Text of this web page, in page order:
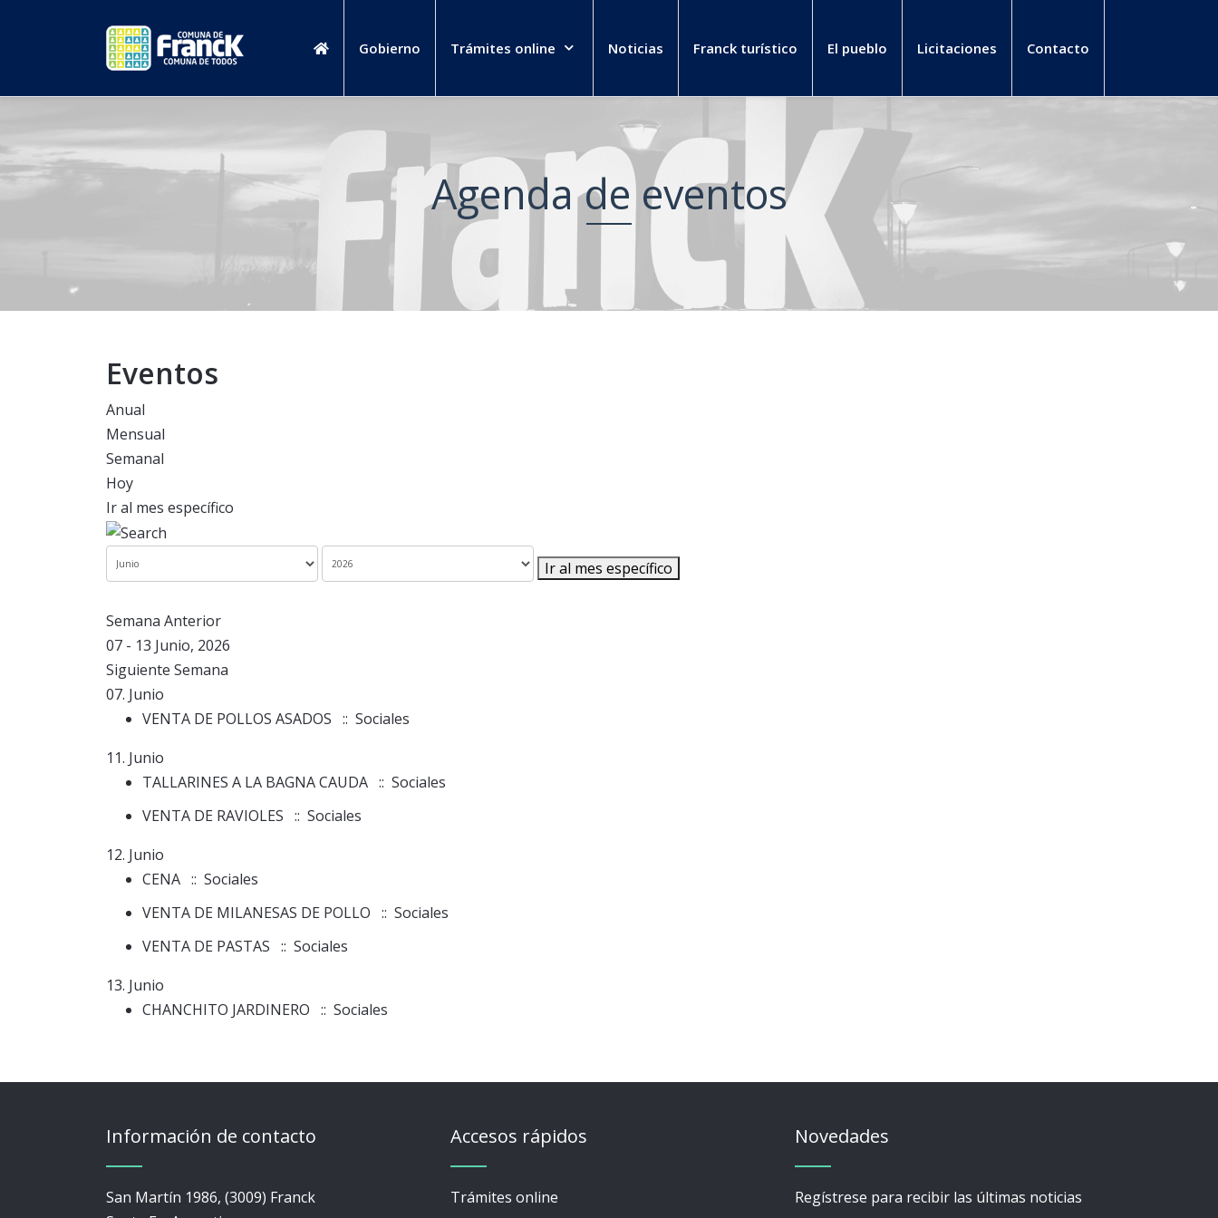
Gobierno Trámites online Noticias Franck turístico El pueblo Licitaciones Contacto
Agenda de eventos
Eventos
Anual
Mensual
Semanal
Hoy
Ir al mes específico
Ir al mes específico
Semana Anterior
07 - 13 Junio, 2026
Siguiente Semana
07. Junio
VENTA DE POLLOS ASADOS :: Sociales
11. Junio
TALLARINES A LA BAGNA CAUDA :: Sociales
VENTA DE RAVIOLES :: Sociales
12. Junio
CENA :: Sociales
VENTA DE MILANESAS DE POLLO :: Sociales
VENTA DE PASTAS :: Sociales
13. Junio
CHANCHITO JARDINERO :: Sociales
Información de contacto
San Martín 1986, (3009) Franck
Accesos rápidos
Trámites online
Novedades
Regístrese para recibir las últimas noticias